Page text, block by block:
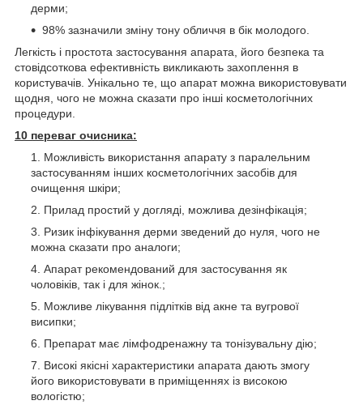
дерми;
98% зазначили зміну тону обличчя в бік молодого.
Легкість і простота застосування апарата, його безпека та
стовідсоткова ефективність викликають захоплення в
користувачів. Унікально те, що апарат можна використовувати
щодня, чого не можна сказати про інші косметологічних
процедури.
10 переваг очисника:
Можливість використання апарату з паралельним
застосуванням інших косметологічних засобів для
очищення шкіри;
Прилад простий у догляді, можлива дезінфікація;
Ризик інфікування дерми зведений до нуля, чого не
можна сказати про аналоги;
Апарат рекомендований для застосування як
чоловіків, так і для жінок.;
Можливе лікування підлітків від акне та вугрової
висипки;
Препарат має лімфодренажну та тонізувальну дію;
Високі якісні характеристики апарата дають змогу
його використовувати в приміщеннях із високою
вологістю;